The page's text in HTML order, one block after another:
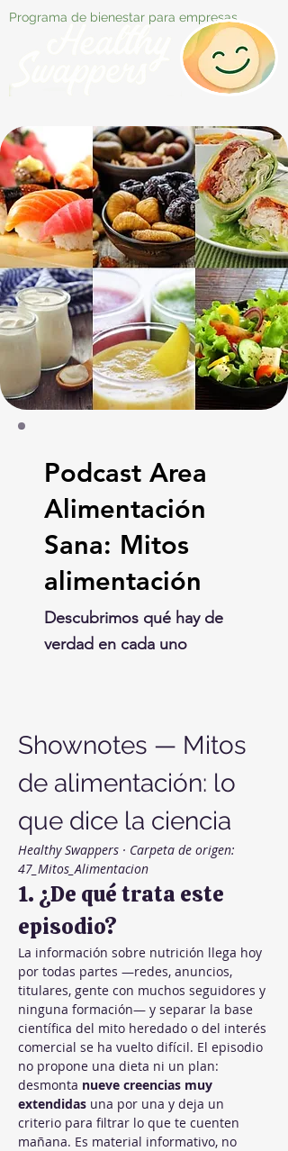
Programa de bienestar para empresas
Podcast Area
Alimentación
Sana: Mitos
alimentación
Descubrimos qué hay de
verdad en cada uno
Shownotes — Mitos
de alimentación: lo
que dice la ciencia
Healthy Swappers · Carpeta de origen:
47_Mitos_Alimentacion
1. ¿De qué trata este
episodio?
La información sobre nutrición llega hoy
por todas partes —redes, anuncios,
titulares, gente con muchos seguidores y
ninguna formación— y separar la base
científica del mito heredado o del interés
comercial se ha vuelto difícil. El episodio
no propone una dieta ni un plan:
desmonta nueve creencias muy
extendidas una por una y deja un
criterio para filtrar lo que te cuenten
mañana. Es material informativo, no